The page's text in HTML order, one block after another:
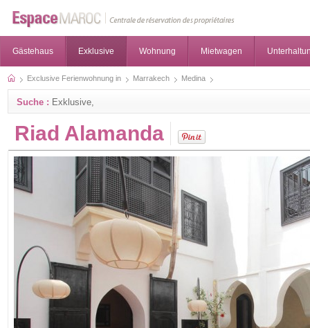
Gästehaus Exklusive Wohnung Mietwagen
Exclusive Ferienwohnung in Marrakech Medina
Suche : Exklusive,
Riad Alamanda